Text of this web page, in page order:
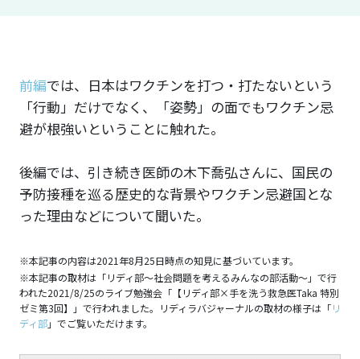
前編では、日本はワクチンを打つ・打たないという
「行動」だけでなく、「姿勢」の面でもワクチン忌
避が根強いということに触れた。
後編では、引き続き医師の木下喬弘さんに、国民の
予防接種を巡る歴史的な背景やワクチン忌避国とな
った理由などについて聞いた。
※本記事の内容は2021年8月25日時点の知見に基づいています。
※本記事の取材は「リディ部〜社会問題を考えるみんなの部活動〜」で行
われた2021/8/25のライブ勉強会「【リディ部×手を洗う救急医Taka 特別
ゼミ第3回】」で行われました。リディラバジャーナルの取材の様子は「リ
ディ部」でご覧いただけます。